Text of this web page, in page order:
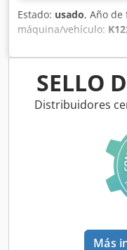
Estado: usado, Año de
máquina/vehículo:
, Grúa pórtico
De Nicola Se vende
elevación de 40
realizada en 2025 por
en perfecto estado
certificaciones y la
actualizadas. Datos
S.p.A. • Año de
(Teichmann GmbH) •
15T (total 40T) •
aproximadamente
• Altura bajo el
Velocidad de
carro: 12 m/min •
SELLO
Distribuidores
Más